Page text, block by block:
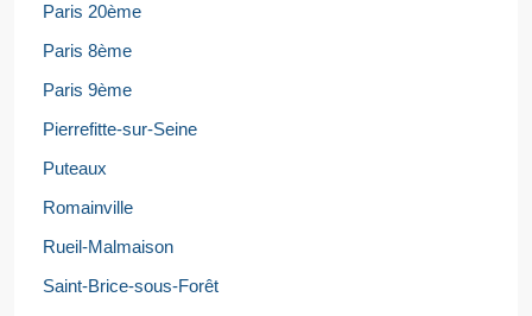
Paris 20ème
Paris 8ème
Paris 9ème
Pierrefitte-sur-Seine
Puteaux
Romainville
Rueil-Malmaison
Saint-Brice-sous-Forêt